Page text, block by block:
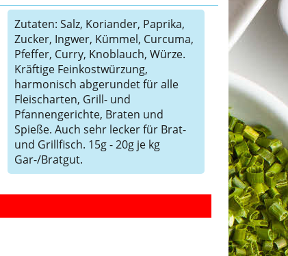
Zutaten: Salz, Koriander, Paprika,
Zucker, Ingwer, Kümmel, Curcuma,
Pfeffer, Curry, Knoblauch, Würze.
Kräftige Feinkostwürzung,
harmonisch abgerundet für alle
Fleischarten, Grill- und
Pfannengerichte, Braten und
Spieße. Auch sehr lecker für Brat-
und Grillfisch. 15g - 20g je kg
Gar-/Bratgut.